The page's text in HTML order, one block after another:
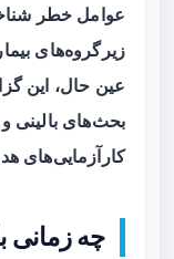
عوامل خطر
زیرگروه‌های
عین حال، این
بحث‌های بالینی
کارآزمایی‌های
چه زمانی